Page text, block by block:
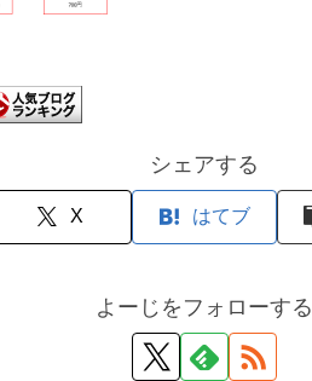
シェアする
X はてブ
よーじをフォローする